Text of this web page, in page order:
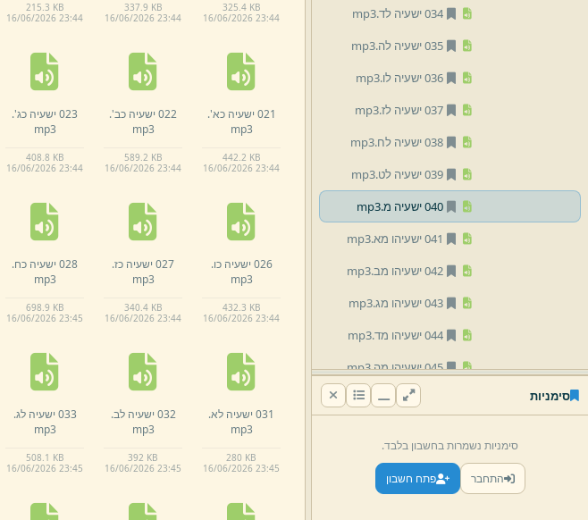
034 ישעיה לד.
mp3
035 ישעיה לה.
mp3
036 ישעיה לו.
mp3
037 ישעיה לז.
mp3
038 ישעיה לח.
mp3
039 ישעיה לט.
mp3
040 ישעיה מ.
mp3
041 ישעיהו מא.
mp3
042 ישעיהו מב.
mp3
043 ישעיהו מג.
mp3
044 ישעיהו מד.
mp3
045 ישעיהו מה.
mp3
mp3
048 ישעיהו מח.
049 ישעיהו מט.
סימניות
סימניות נשמרות בחשבון בלבד.
התחבר פתח חשבון
325.4 KB
16/06/2026 23:44
337.9 KB
16/06/2026 23:44
215.3 KB
16/06/2026 23:44
021 ישעיה כא'.
mp3
442.2 KB
16/06/2026 23:44
022 ישעיה כב'.
mp3
589.2 KB
16/06/2026 23:44
023 ישעיה כג'.
mp3
408.8 KB
16/06/2026 23:44
026 ישעיה כו.
mp3
432.3 KB
16/06/2026 23:44
027 ישעיה כז.
mp3
340.4 KB
16/06/2026 23:44
028 ישעיה כח.
mp3
698.9 KB
16/06/2026 23:45
031 ישעיה לא.
mp3
280 KB
16/06/2026 23:45
032 ישעיה לב.
mp3
392 KB
16/06/2026 23:45
033 ישעיה לג.
mp3
508.1 KB
16/06/2026 23:45